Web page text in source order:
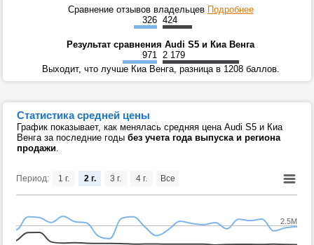
Сравнение отзывов владельцев Подробнее
326 424
Результат сравнения Audi S5 и Киа Венга
971
2 179
Выходит, что лучше Киа Венга, разница в 1208 баллов.
Статистика средней цены
График показывает, как менялась средняя цена Audi S5 и Киа
Венга за последние годы без учета года выпуска и региона
продажи
Период:
2.5M
1 г. 2 г. 3 г. 4 г. Все